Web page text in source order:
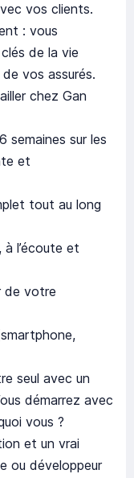
vos clients.
: vous
de la vie
de vos assurés.
chez Gan
sur les
et
tout au long
l’écoute et
de votre
seul avec un
démarrez avec
vous ?
et un vrai
ou développeur